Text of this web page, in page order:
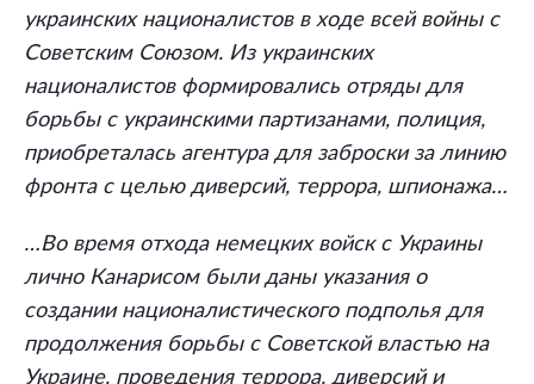
украинских националистов в ходе всей войны с
Советским Союзом. Из украинских
националистов формировались отряды для
борьбы с украинскими партизанами, полиция,
приобреталась агентура для заброски за линию
фронта с целью диверсий, террора, шпионажа…
…Во время отхода немецких войск с Украины
лично Канарисом были даны указания о
создании националистического подполья для
продолжения борьбы с Советской властью на
Украине, проведения террора, диверсий и